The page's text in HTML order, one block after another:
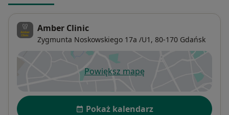
Amber Clinic
Zygmunta Noskowskiego 17a /U1, 80-170 Gdańsk
Powiększ mapęotwiera się w nowej karcie
Dostępność
Pokaż kalendarz